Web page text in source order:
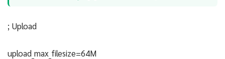
; Upload
upload_max_filesize=64M